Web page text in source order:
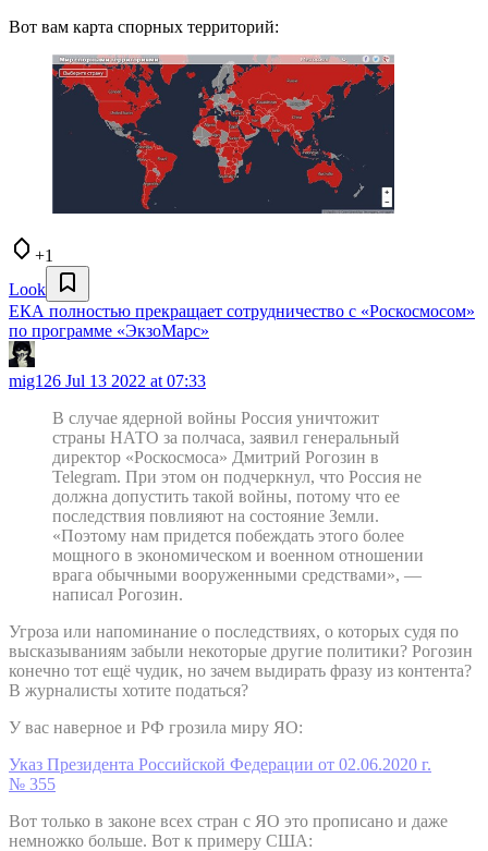
Вот вам карта спорных территорий:
+1
Look
ЕКА полностью прекращает сотрудничество с «Роскосмосом»
по программе «ЭкзоМарс»
mig126 Jul 13 2022 at 07:33
В случае ядерной войны Россия уничтожит
страны НАТО за полчаса, заявил генеральный
директор «Роскосмоса» Дмитрий Рогозин в
Telegram. При этом он подчеркнул, что Россия не
должна допустить такой войны, потому что ее
последствия повлияют на состояние Земли.
«Поэтому нам придется побеждать этого более
мощного в экономическом и военном отношении
врага обычными вооруженными средствами», —
написал Рогозин.
Угроза или напоминание о последствиях, о которых судя по
высказываниям забыли некоторые другие политики? Рогозин
конечно тот ещё чудик, но зачем выдирать фразу из контента?
В журналисты хотите податься?
У вас наверное и РФ грозила миру ЯО:
Указ Президента Российской Федерации от 02.06.2020 г.
№ 355
Вот только в законе всех стран с ЯО это прописано и даже
немножко больше. Вот к примеру США: